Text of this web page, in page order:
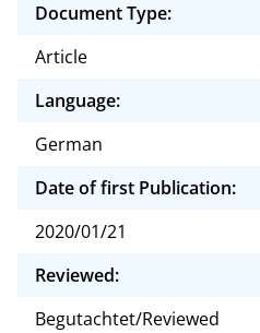
Document Type:
Article
Language:
German
Date of first Publication:
2020/01/21
Reviewed:
Begutachtet/Reviewed